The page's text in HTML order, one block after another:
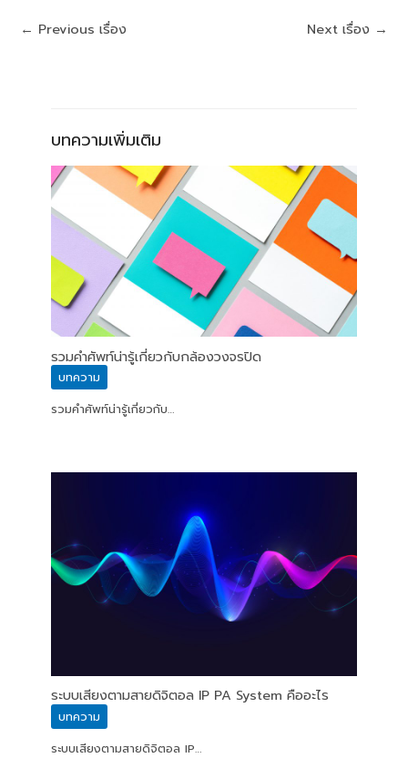
← Previous เรื่อง Next เรื่อง →
บทความเพิ่มเติม
รวมคำศัพท์น่ารู้เกี่ยวกับกล้องวงจรปิด
บทความ
รวมคำศัพท์น่ารู้เกี่ยวกับ…
ระบบเสียงตามสายดิจิตอล IP PA System คืออะไร
บทความ
ระบบเสียงตามสายดิจิตอล IP…